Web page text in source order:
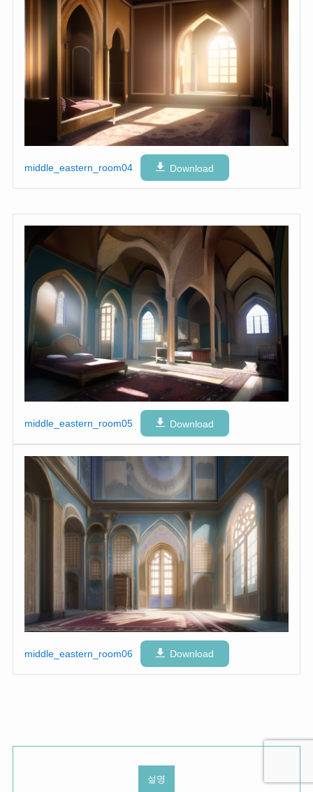
middle_eastern_room04 Download
middle_eastern_room05 Download
middle_eastern_room06 Download
설명